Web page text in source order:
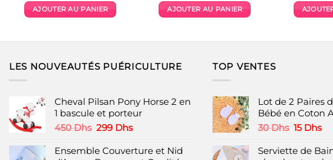
initial
était :
actuel
est :
AJOUTER AU PANIER AJOUTER AU PANIER
LES NOUVEAUTÉS PUÉRICULTURE
Cheval Pilsan Pony Horse 2 en
1 bascule et porteur
450Dhs Le
initial
299 DhsLe
actuel
Ensemble Couverture et Nid
TOP VENTES
Lot de 2 Paires
Bébé en Coton
30Dhs Le
initial
15 DhsLe
Serviette de